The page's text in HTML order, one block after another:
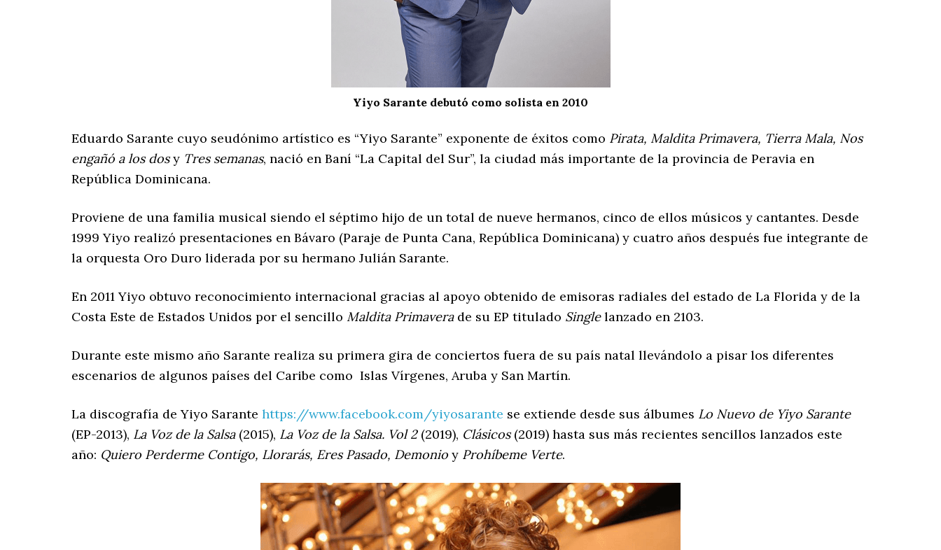
Yiyo Sarante debutó como solista en 2010
Eduardo Sarante cuyo seudónimo artístico es “Yiyo Sarante” exponente de éxitos como Pirata, Maldita Primavera, Tierra Mala, Nos
engañó a los dosy Tres semanas, nació en Baní “La Capital del Sur”, la ciudad más importante de la provincia de Peravia en
República Dominicana.
Proviene de una familia musical siendo el séptimo hijo de un total de nueve hermanos, cinco de ellos músicos y cantantes. Desde
1999 Yiyo realizó presentaciones en Bávaro (Paraje de Punta Cana, República Dominicana) y cuatro años después fue integrante de
la orquesta Oro Duro liderada por su hermano Julián Sarante.
En 2011 Yiyo obtuvo reconocimiento internacional gracias al apoyo obtenido de emisoras radiales del estado de La Florida y de la
Costa Este de Estados Unidos por el sencillo Maldita Primaverade su EP titulado Singlelanzado en 2103.
Durante este mismo año Sarante realiza su primera gira de conciertos fuera de su país natal llevándolo a pisar los diferentes
escenarios de algunos países del Caribe como Islas Vírgenes, Aruba y San Martín.
La discografía de Yiyo Sarante https://www.facebook.com/yiyosarante se extiende desde sus álbumes Lo Nuevo de Yiyo Sarante
(EP-2013), La Voz de la Salsa(2015), La Voz de la Salsa. Vol 2(2019), Clásicos(2019) hasta sus más recientes sencillos lanzados este
año: Quiero Perderme Contigo, Llorarás, Eres Pasado, Demonio y Prohíbeme Verte.